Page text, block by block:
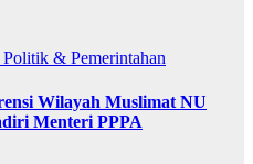
Politik & Pemerintahan
Wilayah Muslimat NU
Menteri PPPA